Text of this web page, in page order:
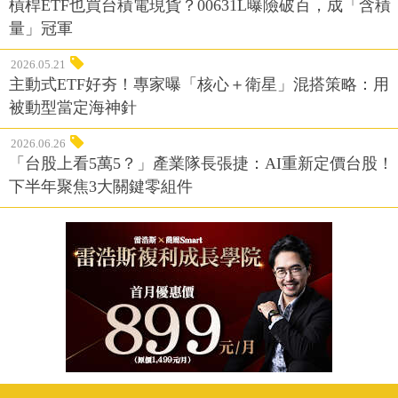
槓桿ETF也買台積電現貨？00631L曝險破百，成「含積
量」冠軍
2026.05.21
主動式ETF好夯！專家曝「核心＋衛星」混搭策略：用
被動型當定海神針
2026.06.26
「台股上看5萬5？」產業隊長張捷：AI重新定價台股！
下半年聚焦3大關鍵零組件